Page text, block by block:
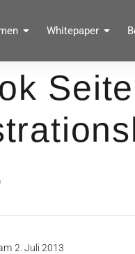
by BRANDPUNKT
Whitepaper
2. Juli 2013